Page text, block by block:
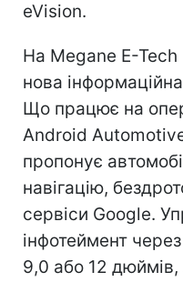
eVision.
На Megane E-
нова
Що працює на
Android Automotive
пропонує
навігацію,
сервіси Google.
інфотеймент
9,0 або 12 дюймів,